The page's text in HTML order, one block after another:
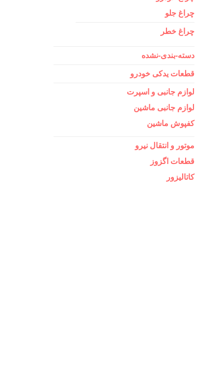
چراغ جلو
چراغ خطر
دسته-بندی-نشده
قطعات یدکی خودرو
لوازم جانبی و اسپرت
لوازم جانبی ماشین
کفپوش ماشین
موتور و انتقال نیرو
قطعات اگزوز
کاتالیزور